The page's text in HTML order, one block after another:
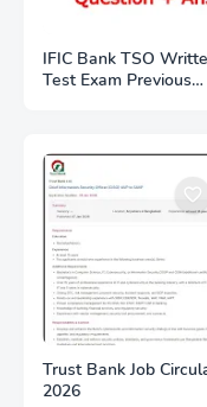
IFIC Bank TSO
Test Exam Previous
Trust Bank Job
2026